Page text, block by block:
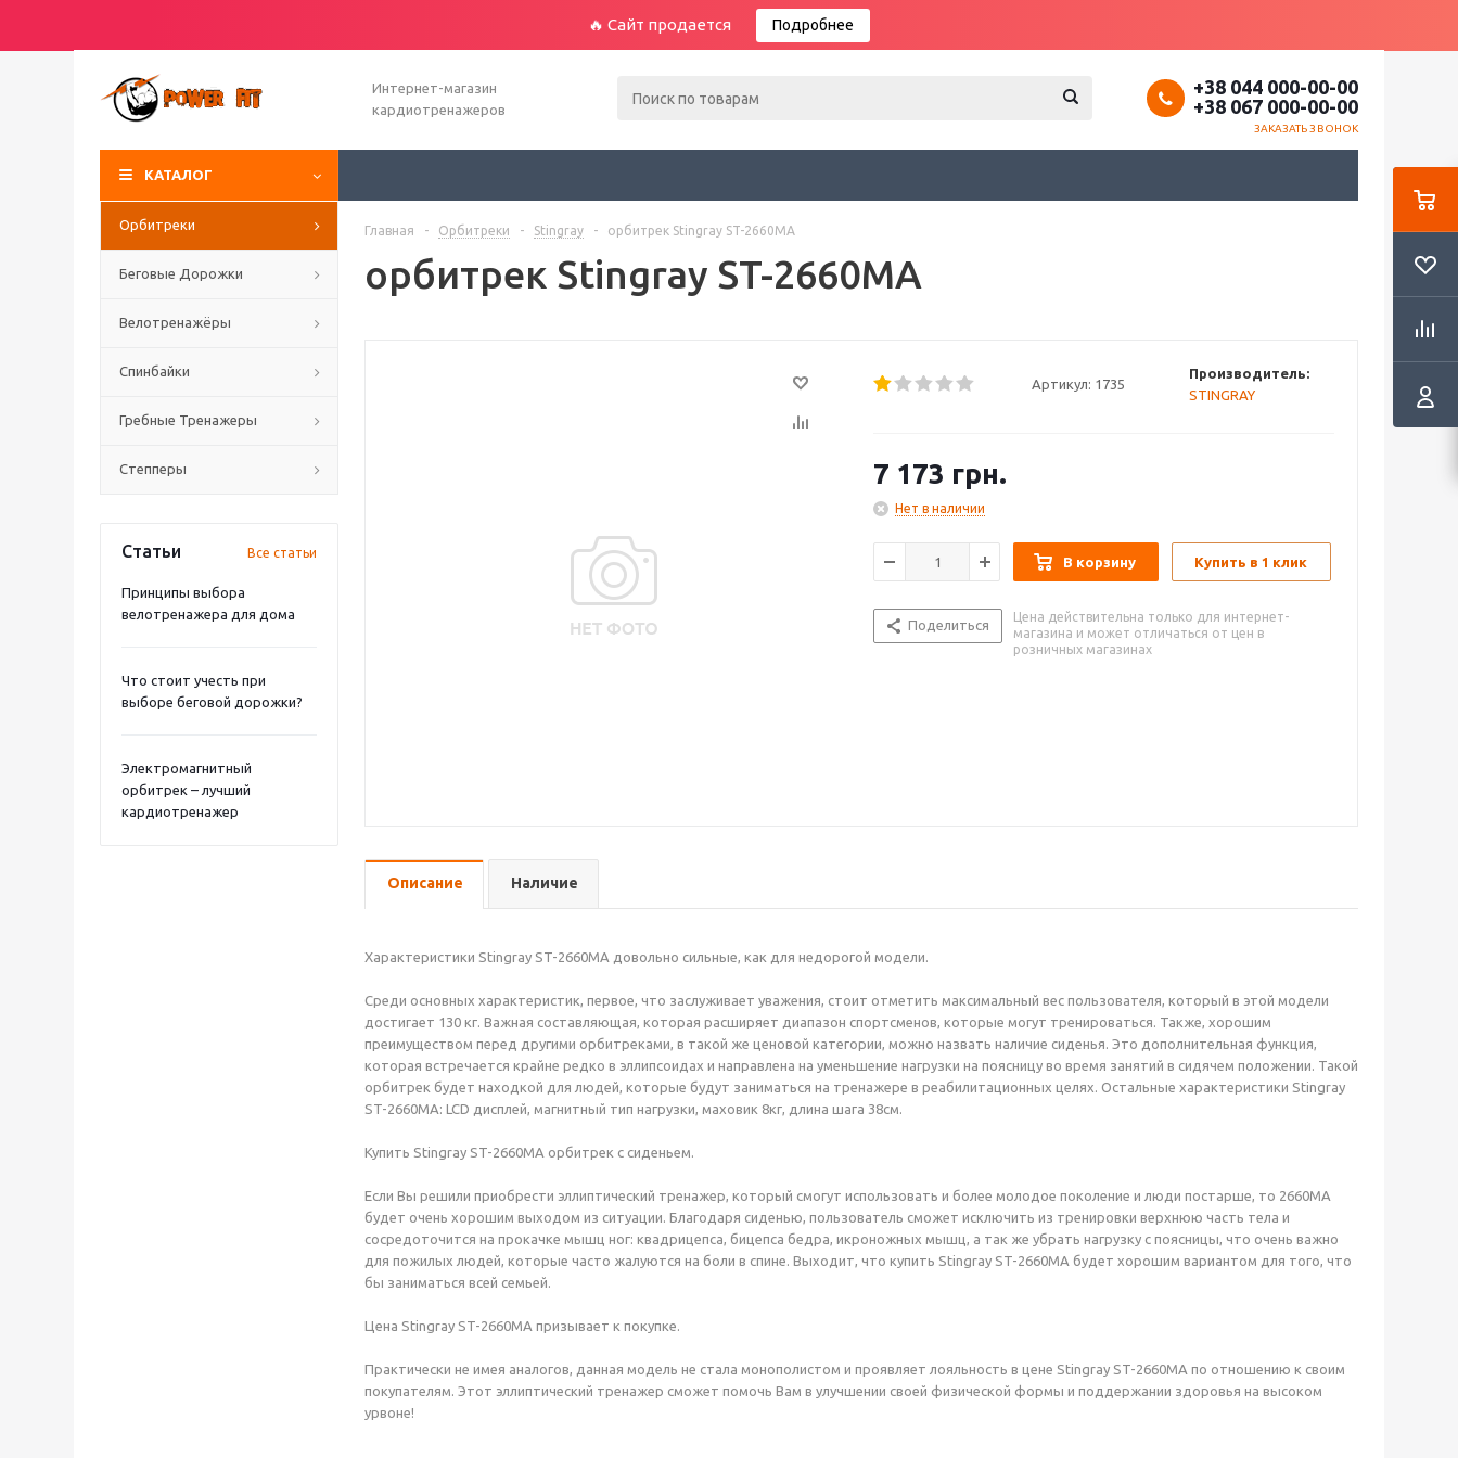
🔥 Сайт продается Подробнее
Интернет-магазин
кардиотренажеров
+38 044 000-00-00
+38 067 000-00-00
ЗАКАЗАТЬ ЗВОНОК
КАТАЛОГ
Орбитреки
Беговые Дорожки
Велотренажёры
Спинбайки
Гребные Тренажеры
Степперы
Статьи Все статьи
Принципы выбора
велотренажера для дома
Что стоит учесть при
выборе беговой дорожки?
Электромагнитный
орбитрек – лучший
кардиотренажер
Главная - Орбитреки - Stingray - орбитрек Stingray ST-2660MA
орбитрек Stingray ST-2660MA
Артикул: 1735
Производитель:
STINGRAY
7 173 грн.
Нет в наличии
В корзину Купить в 1 клик
Поделиться
Цена действительна только для интернет-
магазина и может отличаться от цен в
розничных магазинах
Описание Наличие
Характеристики Stingray ST-2660MA довольно сильные, как для недорогой модели.
Среди основных характеристик, первое, что заслуживает уважения, стоит отметить максимальный вес пользователя, который в этой модели
достигает 130 кг. Важная составляющая, которая расширяет диапазон спортсменов, которые могут тренироваться. Также, хорошим
преимуществом перед другими орбитреками, в такой же ценовой категории, можно назвать наличие сиденья. Это дополнительная функция,
которая встречается крайне редко в эллипсоидах и направлена на уменьшение нагрузки на поясницу во время занятий в сидячем положении. Такой
орбитрек будет находкой для людей, которые будут заниматься на тренажере в реабилитационных целях. Остальные характеристики Stingray
ST-2660MA: LCD дисплей, магнитный тип нагрузки, маховик 8кг, длина шага 38см.
Купить Stingray ST-2660MA орбитрек с сиденьем.
Если Вы решили приобрести эллиптический тренажер, который смогут использовать и более молодое поколение и люди постарше, то 2660MA
будет очень хорошим выходом из ситуации. Благодаря сиденью, пользователь сможет исключить из тренировки верхнюю часть тела и
сосредоточится на прокачке мышц ног: квадрицепса, бицепса бедра, икроножных мышц, а так же убрать нагрузку с поясницы, что очень важно
для пожилых людей, которые часто жалуются на боли в спине. Выходит, что купить Stingray ST-2660MA будет хорошим вариантом для того, что
бы заниматься всей семьей.
Цена Stingray ST-2660MA призывает к покупке.
Практически не имея аналогов, данная модель не стала монополистом и проявляет лояльность в цене Stingray ST-2660MA по отношению к своим
покупателям. Этот эллиптический тренажер сможет помочь Вам в улучшении своей физической формы и поддержании здоровья на высоком
урвоне!